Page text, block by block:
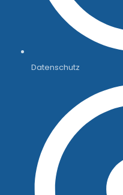
Datenschutz